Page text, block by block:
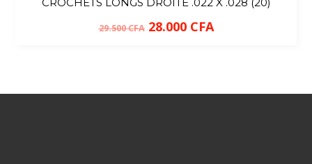
29.500CFA 28.000 CFA